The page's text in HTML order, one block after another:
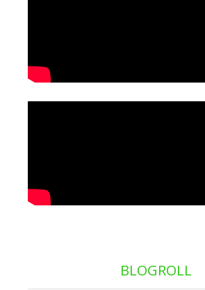
BLOGROLL